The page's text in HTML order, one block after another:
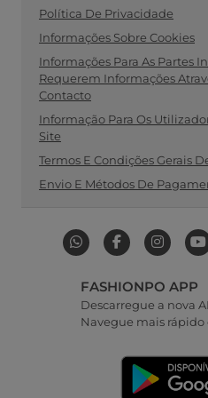
Política De Privacidade
Informações Sobre Cookies
Informações Para As Partes
Requerem Informações
Contacto
Informação Para Os
Site
Termos E Condições Gerais
Envio E Métodos De
FASHIONPO APP
Descarregue a nova
Navegue mais